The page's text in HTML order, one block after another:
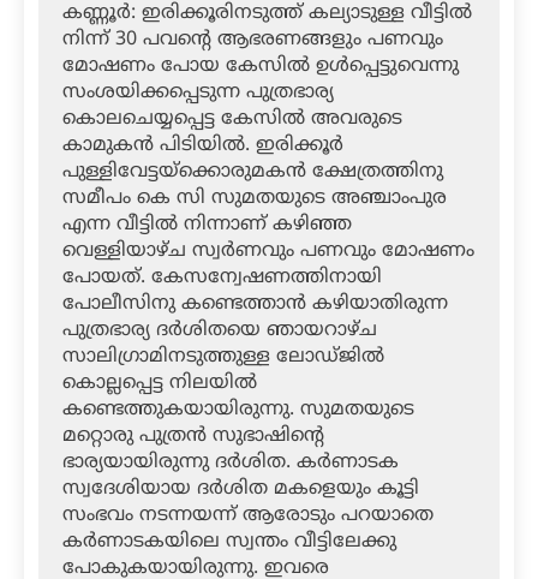
കണ്ണൂര്‍: ഇരിക്കൂരിനടുത്ത് കല്യാടുള്ള വീട്ടില്‍
നിന്ന് 30 പവന്റെ ആഭരണങ്ങളും പണവും
മോഷണം പോയ കേസില്‍ ഉള്‍പ്പെട്ടുവെന്നു
സംശയിക്കപ്പെടുന്ന പുത്രഭാര്യ
കൊലചെയ്യപ്പെട്ട കേസില്‍ അവരുടെ
കാമുകന്‍ പിടിയില്‍. ഇരിക്കൂര്‍
പുള്ളിവേട്ടയ്‌ക്കൊരുമകന്‍ ക്ഷേത്രത്തിനു
സമീപം കെ സി സുമതയുടെ അഞ്ചാംപുര
എന്ന വീട്ടില്‍ നിന്നാണ് കഴിഞ്ഞ
വെള്ളിയാഴ്ച സ്വര്‍ണവും പണവും മോഷണം
പോയത്. കേസന്വേഷണത്തിനായി
പോലീസിനു കണ്ടെത്താന്‍ കഴിയാതിരുന്ന
പുത്രഭാര്യ ദര്‍ശിതയെ ഞായറാഴ്ച
സാലിഗ്രാമിനടുത്തുള്ള ലോഡ്ജില്‍
കൊല്ലപ്പെട്ട നിലയില്‍
കണ്ടെത്തുകയായിരുന്നു. സുമതയുടെ
മറ്റൊരു പുത്രന്‍ സുഭാഷിന്റെ
ഭാര്യയായിരുന്നു ദര്‍ശിത. കര്‍ണാടക
സ്വദേശിയായ ദര്‍ശിത മകളെയും കൂട്ടി
സംഭവം നടന്നയന്ന് ആരോടും പറയാതെ
കര്‍ണാടകയിലെ സ്വന്തം വീട്ടിലേക്കു
പോകുകയായിരുന്നു. ഇവരെ